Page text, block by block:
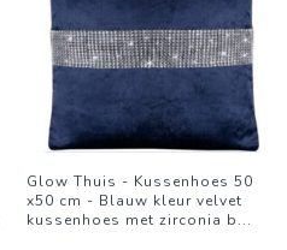
Glow Thuis - Kussenhoes 50
x50 cm - Blauw kleur velvet
kussenhoes met zirconia b...